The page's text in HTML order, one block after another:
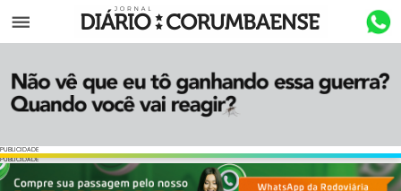
Menu
PUBLICIDADE
PUBLICIDADE